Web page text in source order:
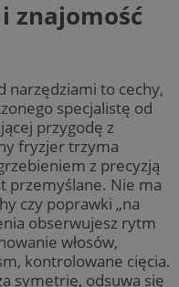
znajomość
narzędziami to cechy,
specjalistę od
przygodę z
fryzjer trzyma
z precyzją
przemyślane. Nie ma
czy poprawki „na
obserwujesz rytm
włosów,
kontrolowane cięcia.
symetrię, odsuwa się